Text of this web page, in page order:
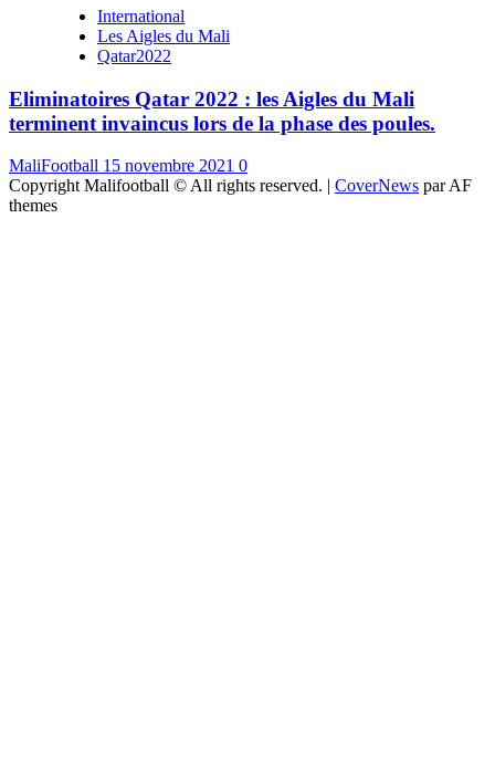
International
Les Aigles du Mali
Qatar2022
Eliminatoires Qatar 2022 : les Aigles du Mali
terminent invaincus lors de la phase des poules.
MaliFootball 15 novembre 2021 0
Copyright Malifootball © All rights reserved. | CoverNews par AF
themes